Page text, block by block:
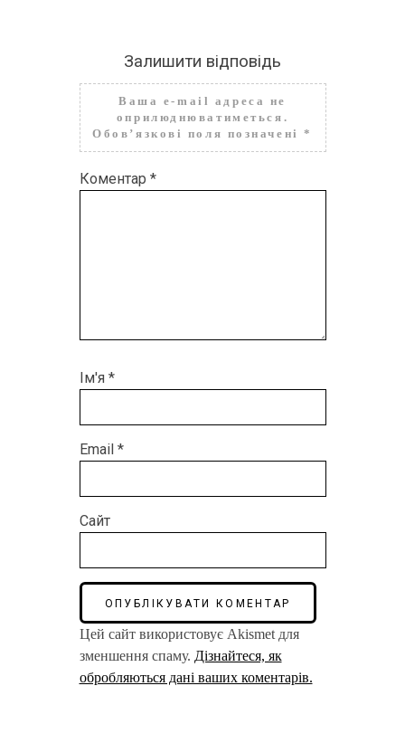
Залишити відповідь
Ваша e-mail адреса не
оприлюднюватиметься.
Обов’язкові поля позначені*
Коментар *
Ім'я *
Email *
Сайт
Цей сайт використовує Akismet для
зменшення спаму. Дізнайтеся, як
обробляються дані ваших коментарів.